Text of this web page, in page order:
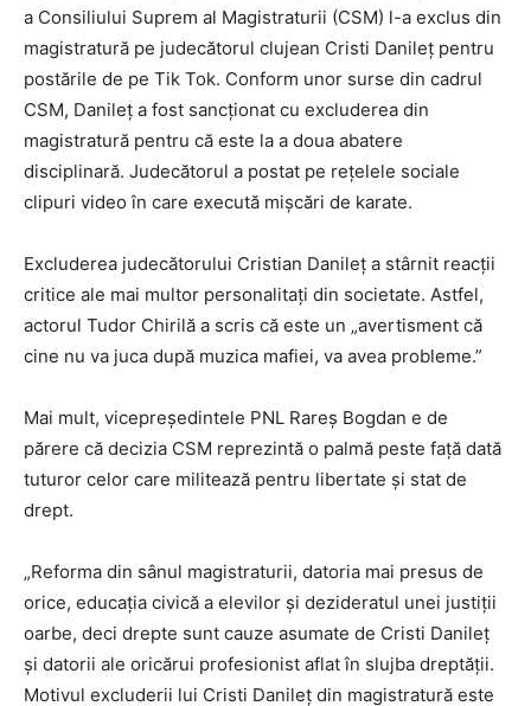
a Consiliului Suprem al Magistraturii (CSM) l-a exclus din
magistratură pe judecătorul clujean Cristi Danileț pentru
postările de pe Tik Tok. Conform unor surse din cadrul
CSM, Danileț a fost sancționat cu excluderea din
magistratură pentru că este la a doua abatere
disciplinară. Judecătorul a postat pe rețelele sociale
clipuri video în care execută mișcări de karate.
Excluderea judecătorului Cristian Danileţ a stârnit reacţii
critice ale mai multor personalitați din societate. Astfel,
actorul Tudor Chirilă a scris că este un „avertisment că
cine nu va juca după muzica mafiei, va avea probleme.”
Mai mult, vicepreședintele PNL Rareș Bogdan e de
părere că decizia CSM reprezintă o palmă peste față dată
tuturor celor care militează pentru libertate și stat de
drept.
„Reforma din sânul magistraturii, datoria mai presus de
orice, educația civică a elevilor și dezideratul unei justiții
oarbe, deci drepte sunt cauze asumate de Cristi Danileț
și datorii ale oricărui profesionist aflat în slujba dreptății.
Motivul excluderii lui Cristi Danileț din magistratură este